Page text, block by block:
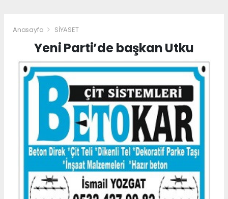
Anasayfa SİYASET
Yeni Parti’de başkan Utku